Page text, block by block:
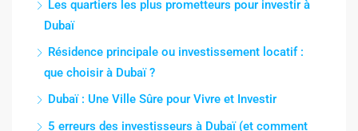
Les quartiers les plus prometteurs pour investir à
Dubaï
Résidence principale ou investissement locatif :
que choisir à Dubaï ?
Dubaï : Une Ville Sûre pour Vivre et Investir
5 erreurs des investisseurs à Dubaï (et comment